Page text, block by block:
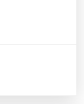
Praese